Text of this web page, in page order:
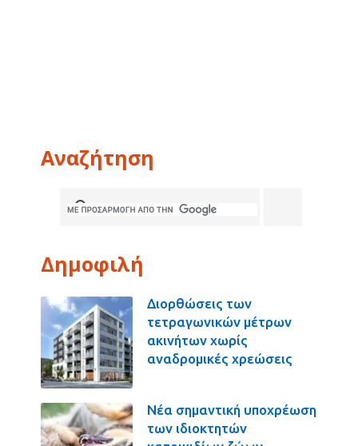
Αναζήτηση
Δημοφιλή
Διορθώσεις των
τετραγωνικών μέτρων
ακινήτων χωρίς
αναδρομικές χρεώσεις
Νέα σημαντική υποχρέωση
των ιδιοκτητών